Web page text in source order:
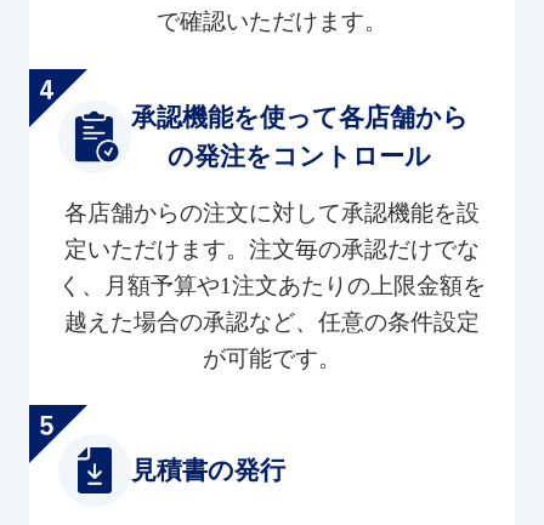
で確認いただけます。
承認機能を使って各店舗から
の発注をコントロール
各店舗からの注文に対して承認機能を設
定いただけます。注文毎の承認だけでな
く、月額予算や1注文あたりの上限金額を
越えた場合の承認など、任意の条件設定
が可能です。
見積書の発行